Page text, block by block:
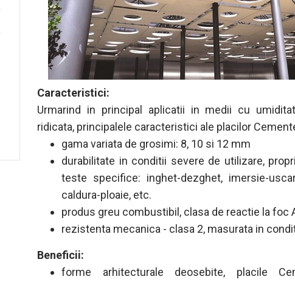
Caracteristici:
Urmarind in principal aplicatii in medii cu
ridicata, principalele caracteristici ale placilor
gama variata de grosimi: 8, 10 si 12 mm
durabilitate in conditii severe de utilizare,
teste specifice: inghet-dezghet, imersie-
caldura-ploaie, etc.
produs greu combustibil, clasa de reactie la foc
rezistenta mecanica - clasa 2, masurata in
Beneficii:
forme arhitecturale deosebite, placile